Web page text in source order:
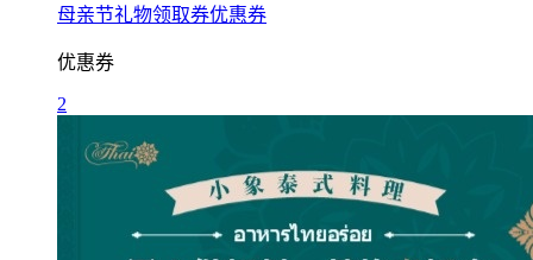
母亲节礼物领取券优惠券
优惠券
2